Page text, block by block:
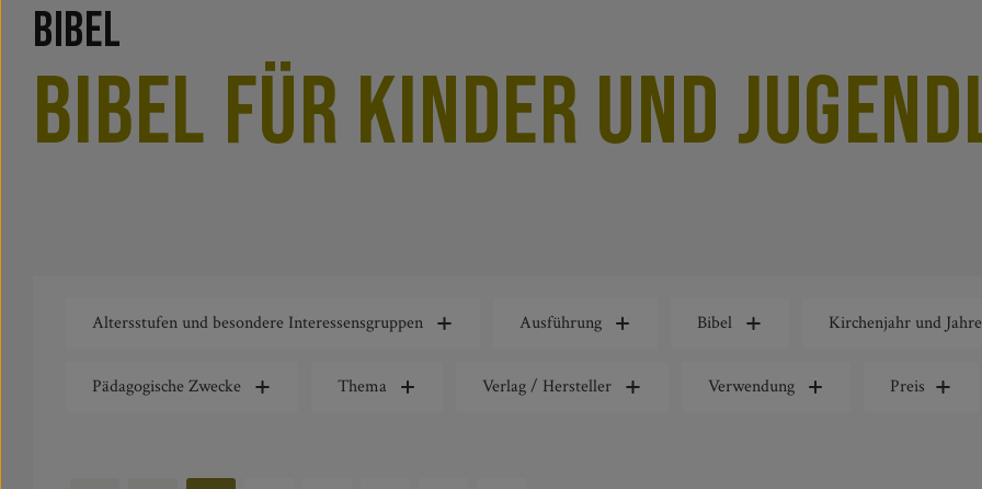
Bibel
Bibel für Kinder und
Altersstufen und besondere Interessensgruppen Ausführung Bibel Kirchenjahr und
Pädagogische Zwecke Thema Verlag / Hersteller Verwendung Preis